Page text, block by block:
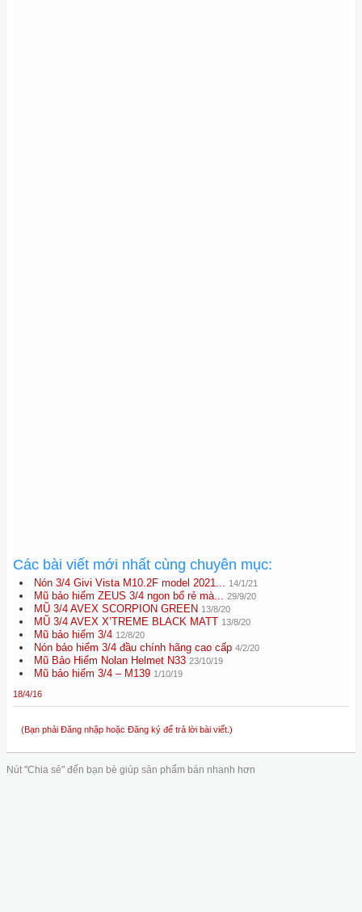
Các bài viết mới nhất cùng chuyên mục:
Nón 3/4 Givi Vista M10.2F model 2021... 14/1/21
Mũ bảo hiểm ZEUS 3/4 ngon bổ rẻ mà... 29/9/20
MŨ 3/4 AVEX SCORPION GREEN 13/8/20
MŨ 3/4 AVEX X’TREME BLACK MATT 13/8/20
Mũ bảo hiểm 3/4 12/8/20
Nón bảo hiểm 3/4 đầu chính hãng cao cấp 4/2/20
Mũ Bảo Hiểm Nolan Helmet N33 23/10/19
Mũ bảo hiểm 3/4 – M139 1/10/19
18/4/16
(Bạn phải Đăng nhập hoặc Đăng ký để trả lời bài viết.)
Nút "Chia sẻ" đến bạn bè giúp sản phẩm bán nhanh hơn